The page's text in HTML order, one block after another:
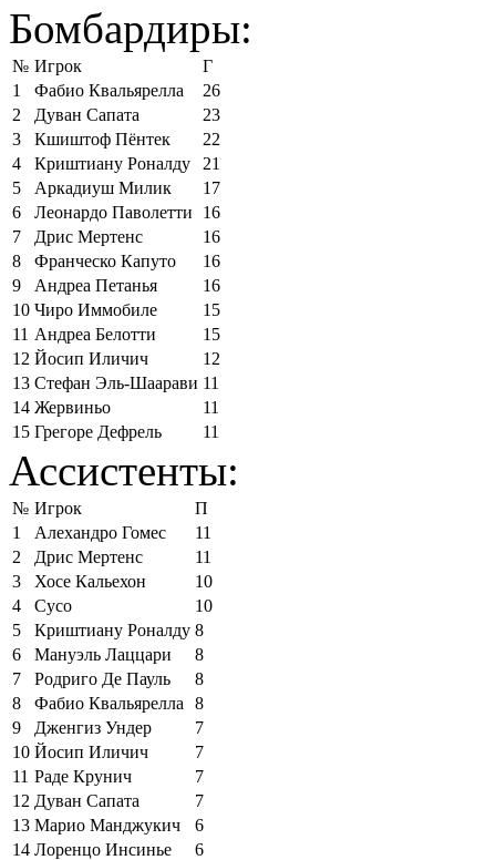
Бомбардиры:
№ Игрок
Г
1
Фабио Квальярелла
26
2
Дуван Сапата
23
3
Кшиштоф Пёнтек
22
4
Криштиану Роналду
21
5
Аркадиуш Милик
17
6
Леонардо Паволетти
16
7
Дрис Мертенс
16
8
Франческо Капуто
16
9
Андреа Петанья
16
10 Чиро Иммобиле
15
11 Андреа Белотти
15
12 Йосип Иличич
12
13 Стефан Эль-Шаарави 11
14 Жервиньо
11
15 Грегоре Дефрель 11
Ассистенты:
№ Игрок
П
1
Алехандро Гомес
11
2
Дрис Мертенс
11
3
Хосе Кальехон
10
4
Сусо
10
5
Криштиану Роналду 8
6
Мануэль Лаццари
8
7
Родриго Де Пауль
8
8
Фабио Квальярелла
8
9
Дженгиз Ундер
7
10 Йосип Иличич
7
11 Раде Крунич
7
12 Дуван Сапата
7
13 Марио Манджукич
6
14 Лоренцо Инсинье
6